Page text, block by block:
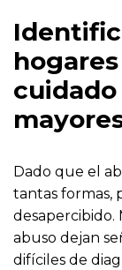
Dado que el
tantas formas,
desapercibido.
abuso dejan
difíciles de